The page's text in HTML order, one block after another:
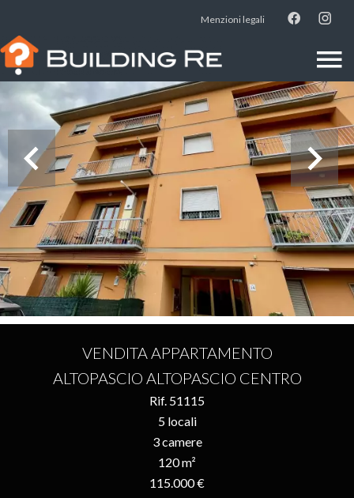
Menzioni legali
VENDITA APPARTAMENTO
ALTOPASCIO ALTOPASCIO CENTRO
Rif. 51115
5 locali
3 camere
120 m²
115.000 €